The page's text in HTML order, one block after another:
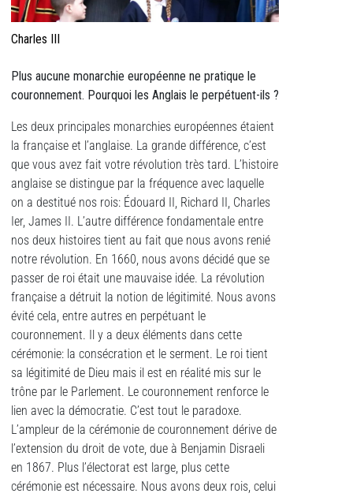
Charles III
Plus aucune monarchie européenne ne pratique le
couronnement. Pourquoi les Anglais le perpétuent-ils ?
Les deux principales monarchies européennes étaient
la française et l’anglaise. La grande différence, c’est
que vous avez fait votre révolution très tard. L’histoire
anglaise se distingue par la fréquence avec laquelle
on a destitué nos rois: Édouard II, Richard II, Charles
Ier, James II. L’autre différence fondamentale entre
nos deux histoires tient au fait que nous avons renié
notre révolution. En 1660, nous avons décidé que se
passer de roi était une mauvaise idée. La révolution
française a détruit la notion de légitimité. Nous avons
évité cela, entre autres en perpétuant le
couronnement. Il y a deux éléments dans cette
cérémonie: la consécration et le serment. Le roi tient
sa légitimité de Dieu mais il est en réalité mis sur le
trône par le Parlement. Le couronnement renforce le
lien avec la démocratie. C’est tout le paradoxe.
L’ampleur de la cérémonie de couronnement dérive de
l’extension du droit de vote, due à Benjamin Disraeli
en 1867. Plus l’électorat est large, plus cette
cérémonie est nécessaire. Nous avons deux rois, celui